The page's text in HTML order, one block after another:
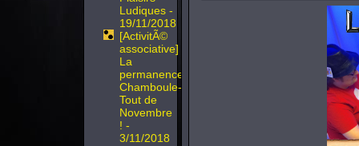
Ludiques -
19/11/2018
[ActivitÃ©
associative]
La
permanence
Chamboule-
Tout de
Novembre
! -
3/11/2018